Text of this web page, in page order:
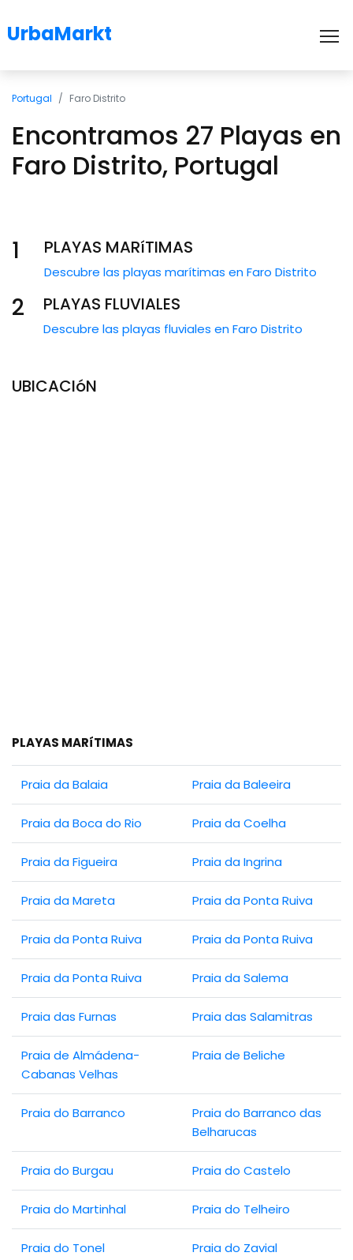
UrbaMarkt
Portugal Faro Distrito
Encontramos 27 Playas en
Faro Distrito, Portugal
1 PLAYAS MARíTIMAS
Descubre las playas marítimas en Faro Distrito
2 PLAYAS FLUVIALES
Descubre las playas fluviales en Faro Distrito
UBICACIóN
PLAYAS MARíTIMAS
Praia da Balaia Praia da Baleeira
Praia da Boca do Rio Praia da Coelha
Praia da Figueira Praia da Ingrina
Praia da Mareta Praia da Ponta Ruiva
Praia da Ponta Ruiva Praia da Ponta Ruiva
Praia da Ponta Ruiva Praia da Salema
Praia das Furnas Praia das Salamitras
Praia de Almádena-
Cabanas Velhas
Praia de Beliche
Praia do Barranco
Praia do Barranco das
Belharucas
Praia do Burgau Praia do Castelo
Praia do Martinhal Praia do Telheiro
Praia do Tonel Praia do Zavial